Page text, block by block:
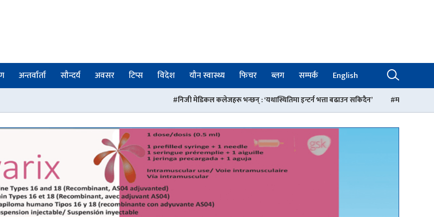
अन्तर्वार्ता सौन्दर्य अवसर टिप्स विदेश यौन स्वास्थ्य फिचर ब्लग सम्पर्क English
निजी मेडिकल कलेजहरू भन्छन् : ‘यथास्थितिमा इन्टर्न भत्ता बढाउन सकिदैन’ माइतीघर मण्डलामा अनसनरत डा. डिल्ली